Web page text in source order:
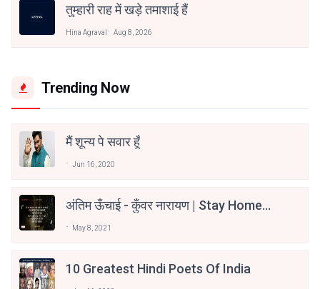
तुम्हारी राह में खड़े तमाशाई हैं
Hina Agraval Aug 8, 2026
Trending Now
मैं शून्य पे सवार हूँ
Jun 16, 2020
अंतिम ऊँचाई - कुँवर नारायण | Stay Home
May 8, 2021
10 Greatest Hindi Poets Of India